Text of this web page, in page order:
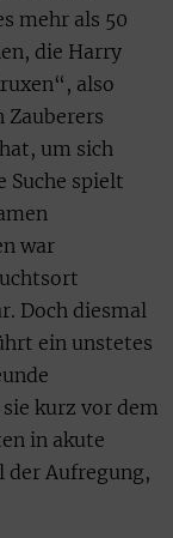
mehr als 50
die Harry
also
Zauberers
um sich
Suche spielt
war
Doch diesmal
ein unstetes
kurz vor dem
in akute
der Aufregung,